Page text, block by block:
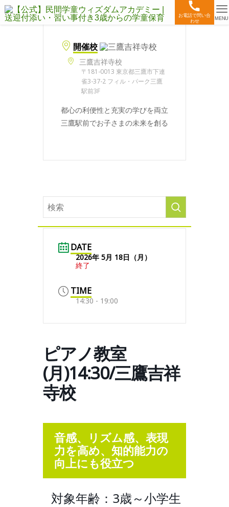
お電話で問い合
わせ
MENU
開催校
三鷹吉祥寺校
〒181-0013 東京都三鷹市下連
雀3-37-2 フィル・パーク三鷹
駅前3F
都心の利便性と充実の学びを両立
三鷹駅前でお子さまの未来を創る
DATE
2026年 5月 18日（月）
終了
TIME
14:30 - 19:00
ピアノ教室
(月)14:30/三鷹吉祥
寺校
音感、リズム感、表現
力を高め、知的能力の
向上にも役立つ
対象年齢：3歳～小学生